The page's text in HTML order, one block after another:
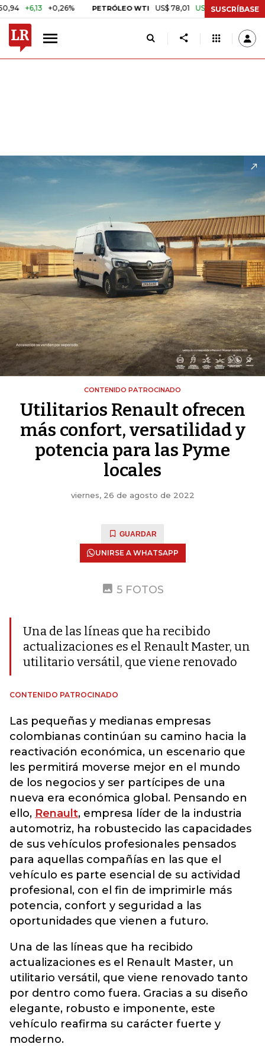
PETRÓLEO WTI US$ 78,01 US$ 2,92 +3,89% CAFÉ
SUSCRÍBASE
CONTENIDO PATROCINADO
Utilitarios Renault ofrecen
más confort, versatilidad y
potencia para las Pyme
locales
viernes, 26 de agosto de 2022
GUARDAR
UNIRSE A WHATSAPP
5 FOTOS
Una de las líneas que ha recibido
actualizaciones es el Renault Master, un
utilitario versátil, que viene renovado
CONTENIDO PATROCINADO
Las pequeñas y medianas empresas
colombianas continúan su camino hacia la
reactivación económica, un escenario que
les permitirá moverse mejor en el mundo
de los negocios y ser partícipes de una
nueva era económica global. Pensando en
ello, Renault, empresa líder de la industria
automotriz, ha robustecido las capacidades
de sus vehículos profesionales pensados
para aquellas compañías en las que el
vehículo es parte esencial de su actividad
profesional, con el fin de imprimirle más
potencia, confort y seguridad a las
oportunidades que vienen a futuro.
Una de las líneas que ha recibido
actualizaciones es el Renault Master, un
utilitario versátil, que viene renovado tanto
por dentro como fuera. Gracias a su diseño
elegante, robusto e imponente, este
vehículo reafirma su carácter fuerte y
moderno.